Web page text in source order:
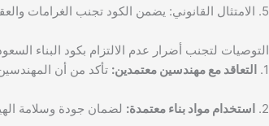
5. الامتثال القانوني: يضمن الكود تجنب الغرامات والعقوبات القانونية، مما يحقق الطمأنينة للمالكين والمقاولين.
التوصيات لتجنب أضرار عدم الالتزام بكود البناء
1. التعاقد مع مهندسين معتمدين: تأكد من أن
2. استخدام مواد بناء معتمدة: لضمان جودة وسلامة